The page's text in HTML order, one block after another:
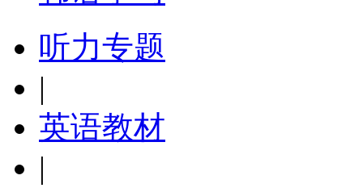
听力专题
|
英语教材
|